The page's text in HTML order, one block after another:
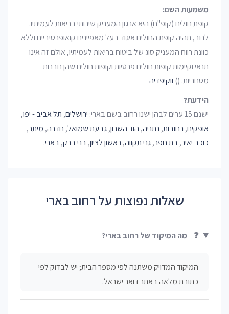
משמעות השם:
קופת חולים (קופ"ח) היא ארגון המעניק שירותי בריאות לעמיתיו.
לרוב, תהיה קופת החולים איגוד בעל מאפיינים קואופרטיביים וללא
כוונת רווח המעניק סוג של ביטוח בריאות לעמיתיו, אולם זה אינו
תנאי וקיימות קופות חולים פרטיות וקופות חולים שהן חברות
מסחריות. () ווקיפדיה
הידעת?
ישנם 15 ערים לבהן ישנו רחוב בשם בארי:
ירושלים, תל אביב - יפו,
אופקים, רחובות, נתניה, הוד השרון,גבעת שמואל, חדרה, מיתר,
כוכב יאיר,בת חפר,גני תקווה, ראשון לציון,בני ברק,בארי.
שאלות נפוצות על רחוב בארי
❓ מה המיקוד של רחוב בארי?
המיקוד המדויק משתנה לפי מספר הבית; יש לבדוק לפי
כתובת מלאה באתר דואר ישראל.